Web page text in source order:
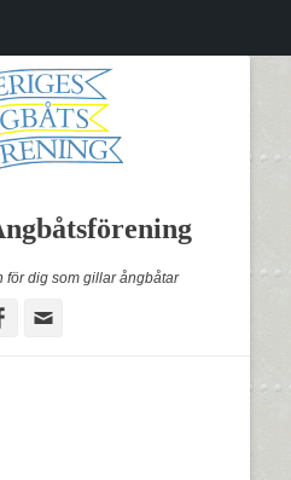
för dig som gillar ångbåtar
Facebook